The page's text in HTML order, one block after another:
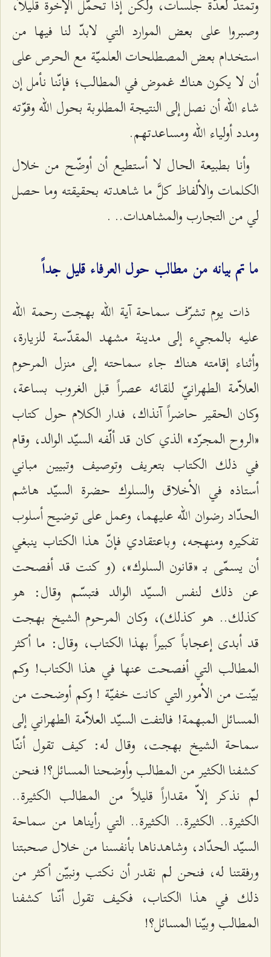
وتمتدّ لعدّة جلسات، ولكن إذا تحمّل الإخوة قليلاً،
وصبروا على بعض الموارد التي لابدّ لنا فيها من
استخدام بعض المصطلحات العلميّة مع الحرص على
أن لا يكون هناك غموض في المطالب؛ فإنّنا نأمل إن
شاء الله أن نصل إلى النتيجة المطلوبة بحول الله وقوّته
ومدد أولياء الله ومساعدتهم.
وأنا بطبيعة الحال لا أستطيع أن أوضّح من خلال
الكلمات والألفاظ كلَّ ما شاهدته بحقيقته وما حصل
لي من التجارب والمشاهدات.. .
ما تم بيانه من مطالب حول العرفاء قليل جداً
ذات يوم تشرّف سماحة آية الله بهجت رحمة الله
عليه بالمجيء إلى مدينة مشهد المقدّسة للزيارة،
وأثناء إقامته هناك جاء سماحته إلى منزل المرحوم
العلاّمة الطهرانيّ للقائه عصراً قبل الغروب بساعة،
وكان الحقير حاضراً آنذاك، فدار الكلام حول كتاب
«الروح المجرّد» الذي كان قد ألّفه السيّد الوالد، وقام
في ذلك الكتاب بتعريف وتوصيف وتبيين مباني
أستاذه في الأخلاق والسلوك حضرة السيّد هاشم
الحدّاد رضوان الله عليهما، وعمل على توضيح أسلوب
تفكيره ومنهجه، وباعتقادي فإنّ هذا الكتاب ينبغي
أن يسمّى بـ «قانون السلوك»، (و كنت قد أفصحت
عن ذلك لنفس السيّد الوالد فتبسّم وقال: هو
كذلك.. هو كذلك)، وكان المرحوم الشيخ بهجت
قد أبدى إعجاباً كبيراً بهذا الكتاب، وقال: ما أكثر
المطالب التي أفصحت عنها في هذا الكتاب! وكم
بيّنت من الأمور التي كانت خفيّة ! وكم أوضحت من
المسائل المبهمة! فالتفت السيّد العلاّمة الطهراني إلى
سماحة الشيخ بهجت، وقال له: كيف تقول أننّا
كشفنا الكثير من المطالب وأوضحنا المسائل؟! فنحن
لم نذكر إلاّ مقداراً قليلاً من المطالب الكثيرة..
الكثيرة.. الكثيرة.. الكثيرة.. التي رأيناها من سماحة
السيّد الحدّاد، وشاهدناها بأنفسنا من خلال صحبتنا
ورفقتنا له، فنحن لم نقدر أن نكتب ونبيّن أكثر من
ذلك في هذا الكتاب، فكيف تقول أنّنا كشفنا
المطالب وبيّنا المسائل؟!